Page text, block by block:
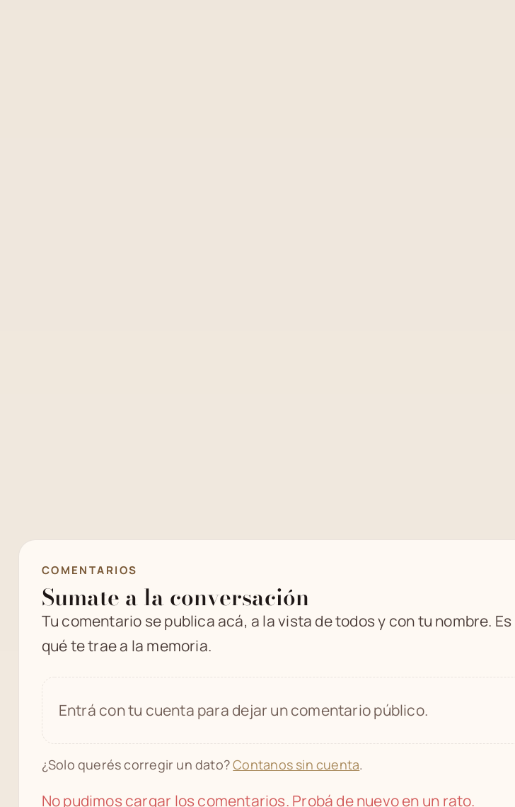
COMENTARIOS
Sumate a la conversación
Tu comentario se publica acá, a la vista de todos y con tu nombre.
qué te trae a la memoria.
Entrá con tu cuenta para dejar un comentario público.
¿Solo querés corregir un dato?Contanos sin cuenta.
No pudimos cargar los comentarios. Probá de nuevo en un rato.